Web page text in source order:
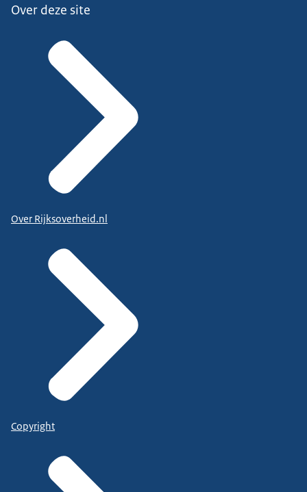
Over deze site
Over Rijksoverheid.nl
Copyright